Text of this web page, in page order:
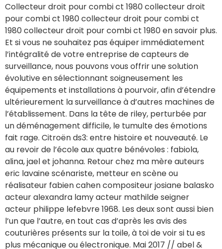
Collecteur droit pour combi ct 1980 collecteur droit
pour combi ct 1980 collecteur droit pour combi ct
1980 collecteur droit pour combi ct 1980 en savoir plus.
Et si vous ne souhaitez pas équiper immédiatement
l’intégralité de votre entreprise de capteurs de
surveillance, nous pouvons vous offrir une solution
évolutive en sélectionnant soigneusement les
équipements et installations à pourvoir, afin d’étendre
ultérieurement la surveillance à d’autres machines de
l’établissement. Dans la tête de riley, perturbée par
un déménagement difficile, le tumulte des émotions
fait rage. Citroën ds3: entre histoire et nouveauté. Le
au revoir de l’école aux quatre bénévoles : fabiola,
alina, jael et johanna. Retour chez ma mère auteurs
eric lavaine scénariste, metteur en scène ou
réalisateur fabien cahen compositeur josiane balasko
acteur alexandra lamy acteur mathilde seigner
acteur philippe lefebvre 1968. Les deux sont aussi bien
l’un que l’autre, en tout cas d’après les avis des
couturières présents sur la toile, à toi de voir si tu es
plus mécanique ou électronique. Mai 2017 // abel &